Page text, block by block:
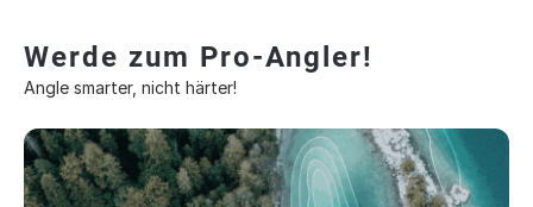
Werde zum Pro-Angler!
Angle smarter, nicht härter!